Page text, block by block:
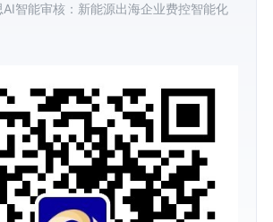
智能审核：新能源出海企业费控智能化